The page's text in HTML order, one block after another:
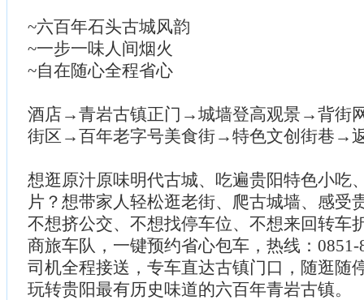
~六百年石头古城风韵
~一步一味人间烟火
~自在随心全程省心
酒店→青岩古镇正门→城墙登高观景→背街
街区→百年老字号美食街→特色文创街巷→
想逛原汁原味明代古城、吃遍贵阳特色小吃
片？想带家人轻松逛老街、爬古城墙、感受
不想挤公交、不想找停车位、不想来回转车
商旅车队，一键预约省心包车，热线：0851-
司机全程接送，专车直达古镇门口，随逛随
玩转贵阳最有历史味道的六百年青岩古镇。